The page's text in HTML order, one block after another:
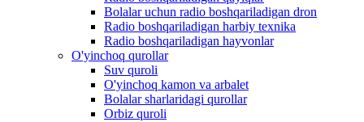
Bolalar uchun radio boshqariladigan dron
Radio boshqariladigan harbiy texnika
Radio boshqariladigan hayvonlar
O'yinchoq qurollar
Suv quroli
O'yinchoq kamon va arbalet
Bolalar sharlaridagi qurollar
Orbiz quroli